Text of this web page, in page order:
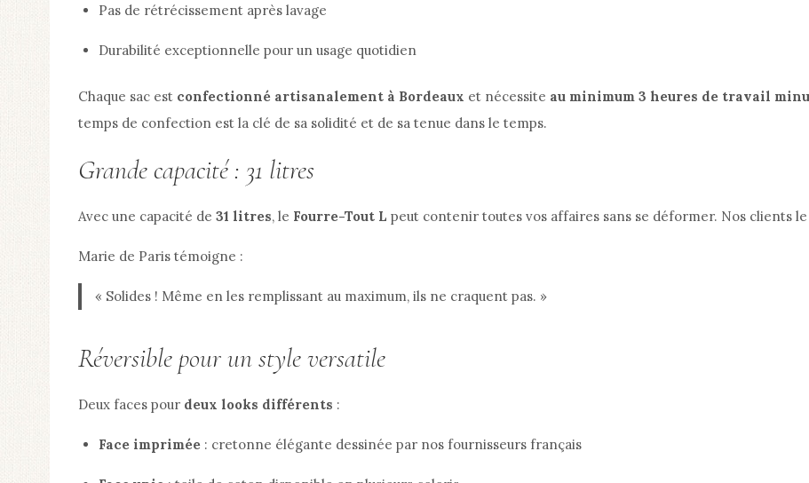
Pas de rétrécissement après lavage
Durabilité exceptionnelle pour un usage quotidien
Chaque sac est confectionné artisanalement à Bordeaux et nécessite au minimum 3 heures de travail
temps de confection est la clé de sa solidité et de sa tenue dans le temps.
Grande capacité : 31 litres
Avec une capacité de 31 litres, le Fourre-Tout L peut contenir toutes vos affaires sans se déformer. Nos clients
Marie de Paris témoigne :
« Solides ! Même en les remplissant au maximum, ils ne craquent pas. »
Réversible pour un style versatile
Deux faces pour deux looks différents :
Face imprimée: cretonne élégante dessinée par nos fournisseurs français